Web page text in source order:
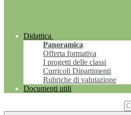
Didattica
Panoramica
Offerta formativa
I progetti delle classi
Curricoli Dipartimenti
Rubriche di valutazione
Documenti utili